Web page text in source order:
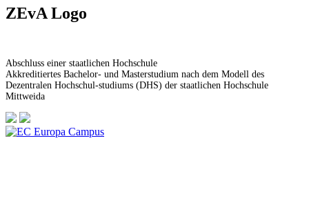
ZEvA Logo
Abschluss einer staatlichen Hochschule
Akkreditiertes Bachelor- und Masterstudium nach dem Modell des
Dezentralen Hochschul-studiums (DHS) der staatlichen Hochschule
Mittweida